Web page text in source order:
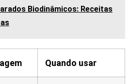
Biodinâmicos: Receitas
Quando usar